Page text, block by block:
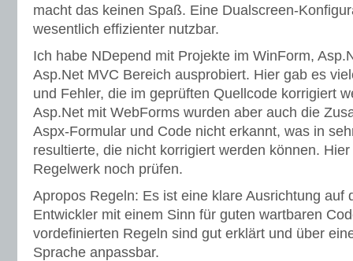
macht das keinen Spaß. Eine Dualscreen-
wesentlich effizienter nutzbar.
Ich habe NDepend mit Projekte im WinForm,
Asp.Net MVC Bereich ausprobiert. Hier gab es
und Fehler, die im geprüften Quellcode korrigiert
Asp.Net mit WebForms wurden aber auch die
Aspx-Formular und Code nicht erkannt, was in
resultierte, die nicht korrigiert werden können.
Regelwerk noch prüfen.
Apropos Regeln: Es ist eine klare Ausrichtung auf
Entwickler mit einem Sinn für guten wartbaren
vordefinierten Regeln sind gut erklärt und über
Sprache anpassbar.